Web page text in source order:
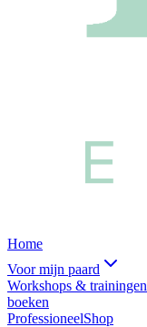
Home
Voor mijn paard
Workshops & trainingen
boeken
ProfessioneelShop